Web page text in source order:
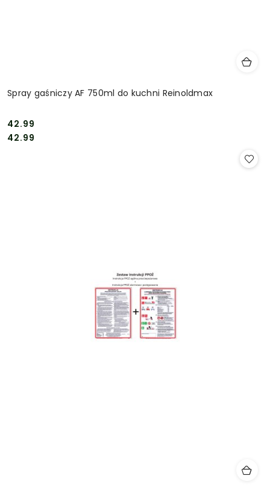
Spray gaśniczy AF 750ml do kuchni Reinoldmax
Cena:
42.99
Cena:
42.99